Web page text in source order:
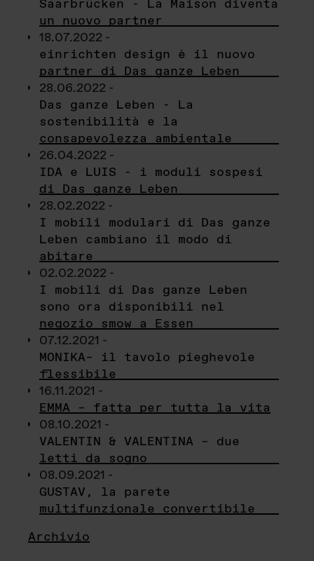
Saarbrücken - La Maison diventa
un nuovo partner
18.07.2022 -
einrichten design è il nuovo
partner di Das ganze Leben
28.06.2022 -
Das ganze Leben - La
sostenibilità e la
consapevolezza ambientale
26.04.2022 -
IDA e LUIS - i moduli sospesi
di Das ganze Leben
28.02.2022 -
I mobili modulari di Das ganze
Leben cambiano il modo di
abitare
02.02.2022 -
I mobili di Das ganze Leben
sono ora disponibili nel
negozio smow a Essen
07.12.2021 -
MONIKA– il tavolo pieghevole
flessibile
16.11.2021 -
EMMA – fatta per tutta la vita
08.10.2021 -
VALENTIN & VALENTINA – due
letti da sogno
08.09.2021 -
GUSTAV, la parete
multifunzionale convertibile
Archivio